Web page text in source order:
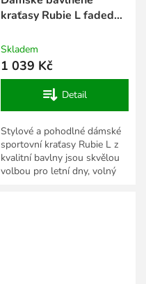
kraťasy Rubie L faded
Skladem
1 039 Kč
Detail
Stylové a pohodlné dámské
sportovní kraťasy Rubie L z
kvalitní bavlny jsou skvělou
volbou pro letní dny, volný